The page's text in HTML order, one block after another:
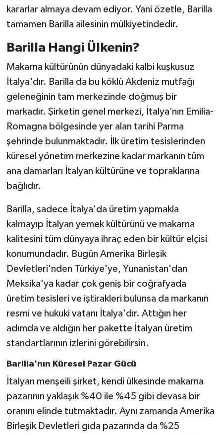
kararlar almaya devam ediyor. Yani özetle, Barilla
tamamen Barilla ailesinin mülkiyetindedir.
Barilla Hangi Ülkenin?
Makarna kültürünün dünyadaki kalbi kuşkusuz
İtalya'dır. Barilla da bu köklü Akdeniz mutfağı
geleneğinin tam merkezinde doğmuş bir
markadır. Şirketin genel merkezi, İtalya’nın Emilia-
Romagna bölgesinde yer alan tarihi Parma
şehrinde bulunmaktadır. İlk üretim tesislerinden
küresel yönetim merkezine kadar markanın tüm
ana damarları İtalyan kültürüne ve topraklarına
bağlıdır.
Barilla, sadece İtalya'da üretim yapmakla
kalmayıp İtalyan yemek kültürünü ve makarna
kalitesini tüm dünyaya ihraç eden bir kültür elçisi
konumundadır. Bugün Amerika Birleşik
Devletleri'nden Türkiye'ye, Yunanistan'dan
Meksika'ya kadar çok geniş bir coğrafyada
üretim tesisleri ve iştirakleri bulunsa da markanın
resmi ve hukuki vatanı İtalya'dır. Attığın her
adımda ve aldığın her pakette İtalyan üretim
standartlarının izlerini görebilirsin.
Barilla'nın Küresel Pazar Gücü
İtalyan menşeili şirket, kendi ülkesinde makarna
pazarının yaklaşık %40 ile %45 gibi devasa bir
oranını elinde tutmaktadır. Aynı zamanda Amerika
Birleşik Devletleri gıda pazarında da %25